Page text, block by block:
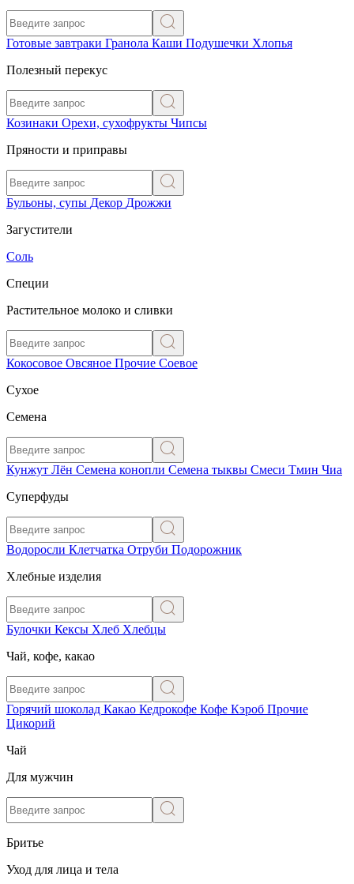
Готовые завтраки Гранола Каши Подушечки Хлопья
Полезный перекус
Козинаки Орехи, сухофрукты Чипсы
Пряности и приправы
Бульоны, супы Декор Дрожжи
Загустители
Соль
Специи
Растительное молоко и сливки
Кокосовое Овсяное Прочие Соевое
Сухое
Семена
Кунжут Лён Семена конопли Семена тыквы Смеси Тмин Чиа
Суперфуды
Водоросли Клетчатка Отруби Подорожник
Хлебные изделия
Булочки Кексы Хлеб Хлебцы
Чай, кофе, какао
Горячий шоколад Какао Кедрокофе Кофе Кэроб Прочие
Цикорий
Чай
Для мужчин
Бритье
Уход для лица и тела